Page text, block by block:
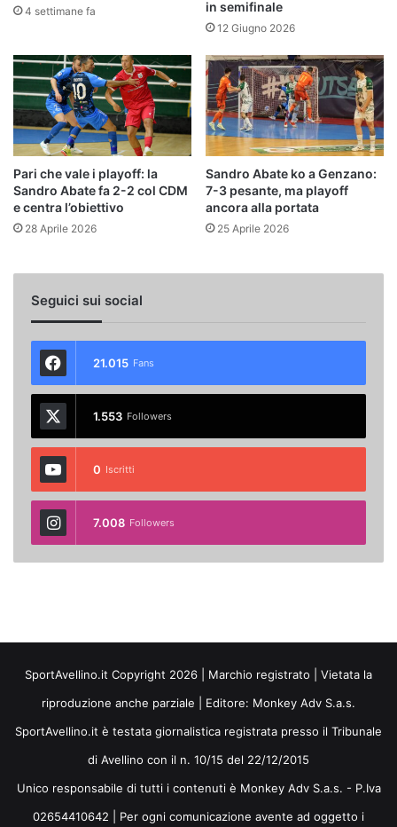
4 settimane fa
in semifinale
12 Giugno 2026
Pari che vale i playoff: la
Sandro Abate fa 2-2 col CDM
e centra l’obiettivo
28 Aprile 2026
Sandro Abate ko a Genzano:
7-3 pesante, ma playoff
ancora alla portata
25 Aprile 2026
Seguici sui social
21.015 Fans
1.553 Followers
0 Iscritti
7.008 Followers
SportAvellino.it Copyright 2026 | Marchio registrato | Vietata la
riproduzione anche parziale | Editore: Monkey Adv S.a.s.
SportAvellino.it è testata giornalistica registrata presso il Tribunale
di Avellino con il n. 10/15 del 22/12/2015
Unico responsabile di tutti i contenuti è Monkey Adv S.a.s. - P.Iva
02654410642 | Per ogni comunicazione avente ad oggetto i